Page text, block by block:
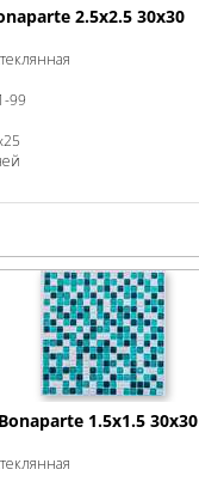
2.5х2.5 30х30
-99
1.5х1.5 30х30